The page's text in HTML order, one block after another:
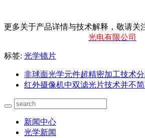
更多关于产品详情与技术解释，敬请关
光电有限公司
标签: 光学镜片
非球面光学元件超精密加工技术
红外摄像机中双滤光片技术并不
新闻中心
光学新闻